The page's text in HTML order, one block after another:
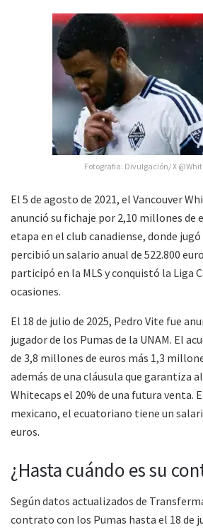
Fotografia: Divulgación/ X
El 5 de agosto de 2021, el Vancouver
anunció su fichaje por 2,10 millones de
etapa en el club canadiense, donde jugó
percibió un salario anual de 522.800
participó en la MLS y conquistó la Liga
ocasiones.
El 18 de julio de 2025, Pedro Vite fue
jugador de los Pumas de la UNAM. El
de 3,8 millones de euros más 1,3
además de una cláusula que garantiza
Whitecaps el 20% de una futura venta.
mexicano, el ecuatoriano tiene un
euros.
¿Hasta cuándo es su
Según datos actualizados de
contrato con los Pumas hasta el 18 de